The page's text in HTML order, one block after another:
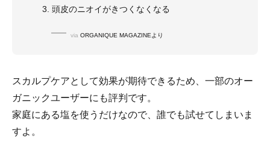
3. 頭皮のニオイがきつくなくなる
via ORGANIQUE MAGAZINEより
スカルプケアとして効果が期待できるため、一部のオー
ガニックユーザーにも評判です。
家庭にある塩を使うだけなので、誰でも試せてしまいま
すよ。